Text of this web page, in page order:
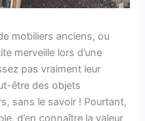
mobiliers anciens, ou
merveille lors d’une
pas vraiment leur
être des objets
sans le savoir ! Pourtant,
d’en connaître la valeur